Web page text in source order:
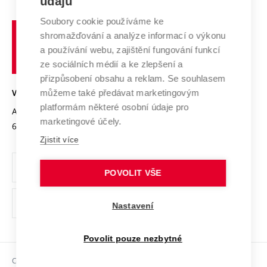
Systém zajišťování kvality výzkumu
Výzkumné infrastruktury
Transfer znalostí
Open Science
Projekty
Projekty ze strukturálních fondů
Specifický výzkum
Spolupráce se školami
Mezinárodní dohody
Univerzitní sítě
Profil univerzity
Udržitelná univerzita
Podnikavá univerzita / ContriBUTe
Bezpečná univerzita
Vyznamenání
Organizační struktura
Ochrana osobních údajů
odkaz)
Sociální bezpečí
učení
technické
Brně
VYSOKÉ UČENÍ TECHNICKÉ V BRNĚ
Antonínská 548/1
602 00 Brno
www.vut.cz
vut@vutbr.cz
Copyright © 2026 VUT
Soubory cookie používáme ke
shromažďování a analýze informací o výkonu
a používání webu, zajištění fungování funkcí
ze sociálních médií a ke zlepšení a
přizpůsobení obsahu a reklam. Se souhlasem
můžeme také předávat marketingovým
platformám některé osobní údaje pro
marketingové účely.
Zjistit více
POVOLIT VŠE
Nastavení
Povolit pouze nezbytné